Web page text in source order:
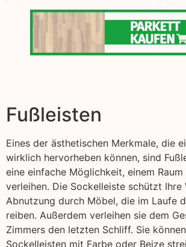
Fußleisten
Eines der ästhetischen Merkmale, die
wirklich hervorheben können, sind
eine einfache Möglichkeit, einem
verleihen. Die Sockelleiste schützt Ihre
Abnutzung durch Möbel, die im Laufe
reiben. Außerdem verleihen sie dem
Zimmers den letzten Schliff. Sie
Sockelleisten mit Farbe oder Beize